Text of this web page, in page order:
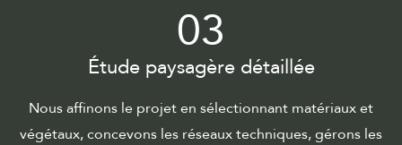
03
Étude paysagère détaillée
Nous affinons le projet en sélectionnant matériaux et
végétaux, concevons les réseaux techniques, gérons les